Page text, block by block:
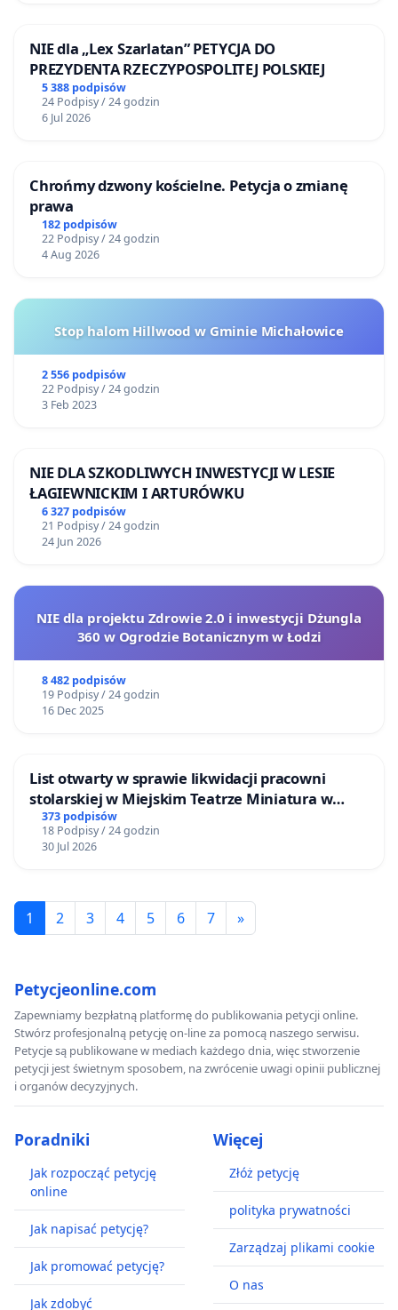
NIE dla „Lex Szarlatan” PETYCJA DO
PREZYDENTA RZECZYPOSPOLITEJ POLSKIEJ
5 388 podpisów
24 Podpisy / 24 godzin
6 Jul 2026
Chrońmy dzwony kościelne. Petycja o zmianę
prawa
182 podpisów
22 Podpisy / 24 godzin
4 Aug 2026
Stop halom Hillwood w Gminie Michałowice
2 556 podpisów
22 Podpisy / 24 godzin
3 Feb 2023
NIE DLA SZKODLIWYCH INWESTYCJI W LESIE
ŁAGIEWNICKIM I ARTURÓWKU
6 327 podpisów
21 Podpisy / 24 godzin
24 Jun 2026
NIE dla projektu Zdrowie 2.0 i inwestycji Dżungla
360 w Ogrodzie Botanicznym w Łodzi
8 482 podpisów
19 Podpisy / 24 godzin
16 Dec 2025
List otwarty w sprawie likwidacji pracowni
stolarskiej w Miejskim Teatrze Miniatura w
Gdańsku
373 podpisów
18 Podpisy / 24 godzin
30 Jul 2026
1 2 3 4 5 6 7 »
Petycjeonline.com
Zapewniamy bezpłatną platformę do publikowania petycji online.
Stwórz profesjonalną petycję on-line za pomocą naszego serwisu.
Petycje są publikowane w mediach każdego dnia, więc stworzenie
petycji jest świetnym sposobem, na zwrócenie uwagi opinii publicznej
i organów decyzyjnych.
Poradniki
Jak rozpocząć petycję
online
Jak napisać petycję?
Jak promować petycję?
Jak zdobyć
Więcej
Złóż petycję
polityka prywatności
Zarządzaj plikami cookie
O nas